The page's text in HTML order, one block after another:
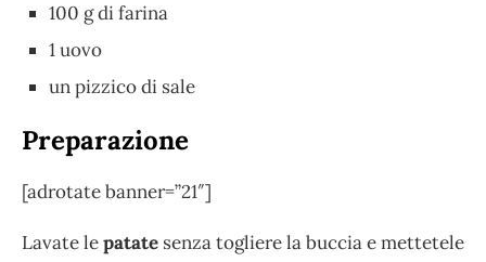
100 g di farina
1 uovo
un pizzico di sale
Preparazione
[adrotate banner=”21″]
Lavate lepatate senza togliere la buccia e mettetele